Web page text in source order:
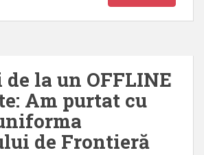
la un OFFLINE
Am purtat cu
de Frontieră